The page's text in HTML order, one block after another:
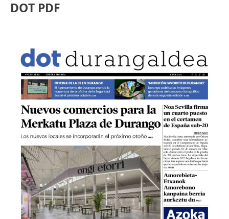
DOT PDF